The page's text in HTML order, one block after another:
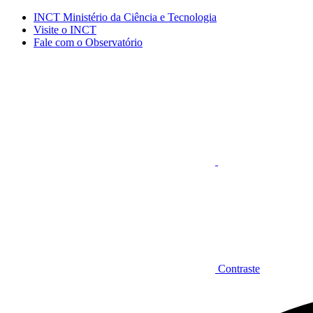
Conteúdo principal Menu principal Rodapé
INCT Ministério da Ciência e Tecnologia
Visite o INCT
Fale com o Observatório
Contraste